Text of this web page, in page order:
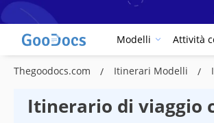
Modelli Attività
Thegoodocs.com Itinerari Modelli
Itinerario di viaggio